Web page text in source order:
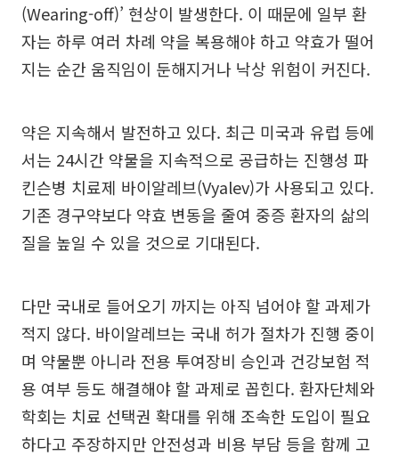
(Wearing-off)’ 현상이 발생한다. 이 때문에 일부 환
자는 하루 여러 차례 약을 복용해야 하고 약효가 떨어
지는 순간 움직임이 둔해지거나 낙상 위험이 커진다.
약은 지속해서 발전하고 있다. 최근 미국과 유럽 등에
서는 24시간 약물을 지속적으로 공급하는 진행성 파
킨슨병 치료제 바이알레브(Vyalev)가 사용되고 있다.
기존 경구약보다 약효 변동을 줄여 중증 환자의 삶의
질을 높일 수 있을 것으로 기대된다.
다만 국내로 들어오기 까지는 아직 넘어야 할 과제가
적지 않다. 바이알레브는 국내 허가 절차가 진행 중이
며 약물뿐 아니라 전용 투여장비 승인과 건강보험 적
용 여부 등도 해결해야 할 과제로 꼽힌다. 환자단체와
학회는 치료 선택권 확대를 위해 조속한 도입이 필요
하다고 주장하지만 안전성과 비용 부담 등을 함께 고